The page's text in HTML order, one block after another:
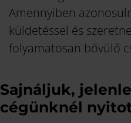
Amennyiben
küldetéssel és
folyamatosan bővülő
Sajnáljuk,
cégünknél